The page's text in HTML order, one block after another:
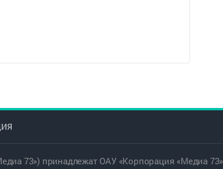
73») принадлежат ОАУ «Корпорация «Медиа